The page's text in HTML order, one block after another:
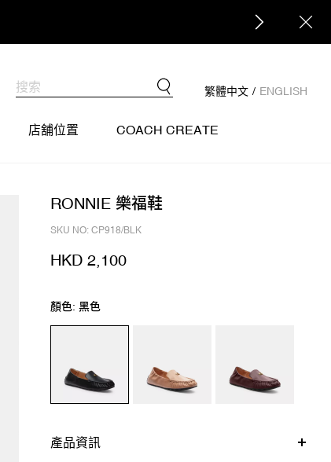
繁體中文 / ENGLISH
店舖位置 COACH CREATE
RONNIE 樂福鞋
SKU NO: CP918/BLK
HKD 2,100
顏色: 黑色
產品資訊